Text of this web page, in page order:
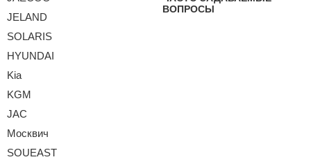
JELAND
SOLARIS
HYUNDAI
Kia
KGM
JAC
Москвич
SOUEAST
ВОПРОСЫ